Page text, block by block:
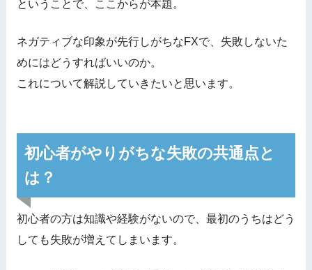
ということで、ここからが本題。
ネガティブな印象が先行しがちなFXで、失敗しないた
めにはどうすればいいのか。
これについて解説していきたいと思います。
初心者がやりがちな失敗の共通点と
は？
初心者の方は知識や経験がないので、最初のうちはどう
しても失敗が増えてしまいます。